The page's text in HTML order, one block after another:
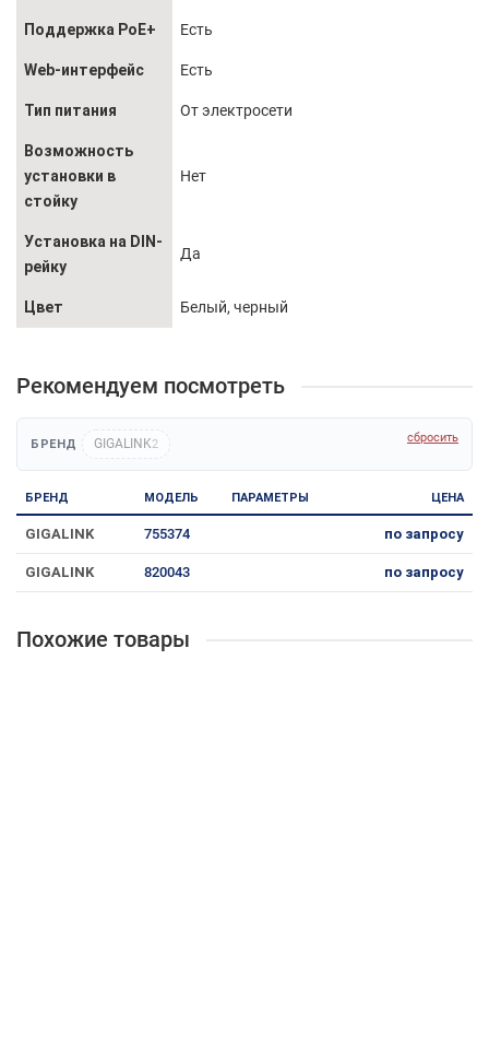
Поддержка PoE+ Есть
Web-интерфейс Есть
Тип питания От электросети
Возможность
установки в
стойку
Нет
Установка на DIN-
рейку
Да
Цвет Белый, черный
Рекомендуем посмотреть
БРЕНД GIGALINK2 сбросить
БРЕНД МОДЕЛЬ ПАРАМЕТРЫ ЦЕНА
GIGALINK 755374 по запросу
GIGALINK 820043 по запросу
Похожие товары